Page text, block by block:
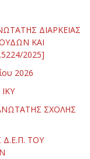
ΔΙΑΡΚΕΙΑΣ
ΚΑΙ
2025]
2026
ΣΧΟΛΗΣ
ΤΟΥ